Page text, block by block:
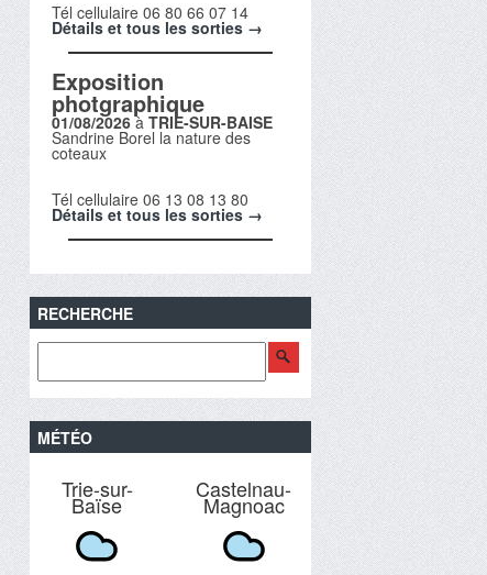
Tél cellulaire 06 80 66 07 14
Détails et tous les sorties →
Exposition
photgraphique
01/08/2026à TRIE-SUR-BAISE
Sandrine Borel la nature des
coteaux
Tél cellulaire 06 13 08 13 80
Détails et tous les sorties →
RECHERCHE
MÉTÉO
Trie-sur-
Baïse
Castelnau-
Magnoac